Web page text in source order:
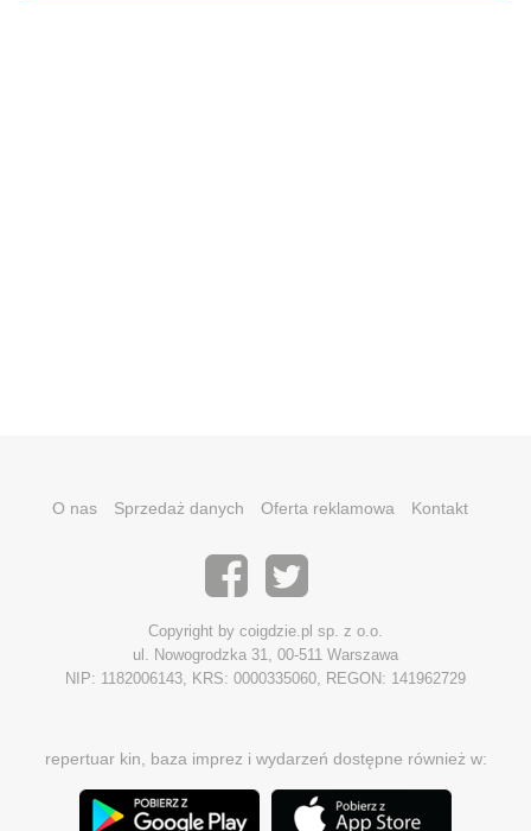
O nas Sprzedaż danych Oferta reklamowa Kontakt
Copyright by coigdzie.pl sp. z o.o.
ul. Nowogrodzka 31, 00-511 Warszawa
NIP: 1182006143, KRS: 0000335060, REGON: 141962729
repertuar kin, baza imprez i wydarzeń dostępne również w: